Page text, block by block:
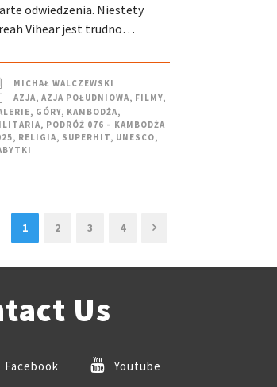
odwiedzenia. Niestety
Vihear jest trudno…
MICHAŁ WALCZEWSKI
AZJA, AZJA POŁUDNIOWA, FILMY,
, GÓRY, KAMBODŻA,
, PODRÓŻ 076 – KAMBODŻA
, RELIGIA, SUPERHIT, UNESCO,
1 2 3 4
Us
Facebook Youtube